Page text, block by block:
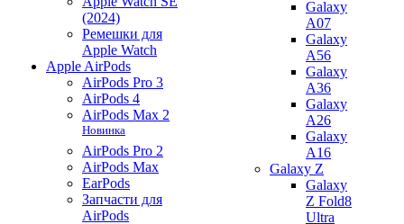
(2024)
Ремешки для
Apple Watch
Apple AirPods
AirPods Pro 3
AirPods 4
AirPods Max 2
Новинка
AirPods Pro 2
AirPods Max
EarPods
Запчасти для
AirPods
Galaxy
A07
Galaxy
A56
Galaxy
A36
Galaxy
A26
Galaxy
A16
Galaxy Z
Galaxy
Z Fold8
Ultra